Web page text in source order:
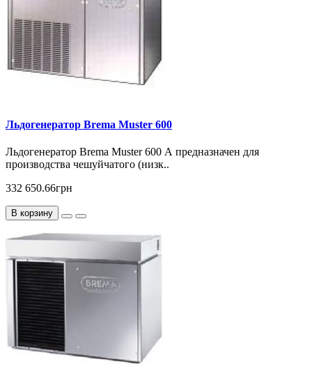
Льдогенератор Brema Muster 600
Льдогенератор Brema Muster 600 А предназначен для
производства чешуйчатого (низк..
332 650.66грн
В корзину